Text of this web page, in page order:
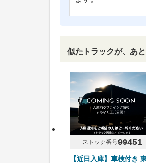
似たトラックが、あと
ストック番号99451
【近日入庫】車検付き